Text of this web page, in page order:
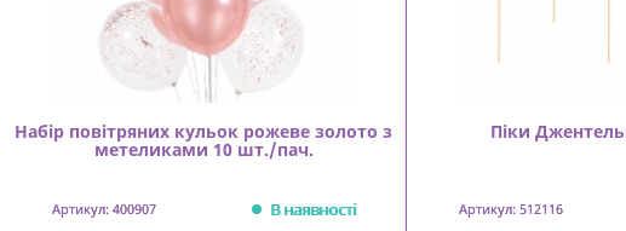
Набір повітряних кульок рожеве золото з
метеликами 10 шт./пач.
Артикул: 400907 В наявності
Піки
Артикул: 512116